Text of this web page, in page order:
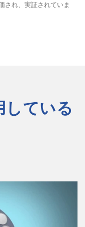
され、実証されていま
している